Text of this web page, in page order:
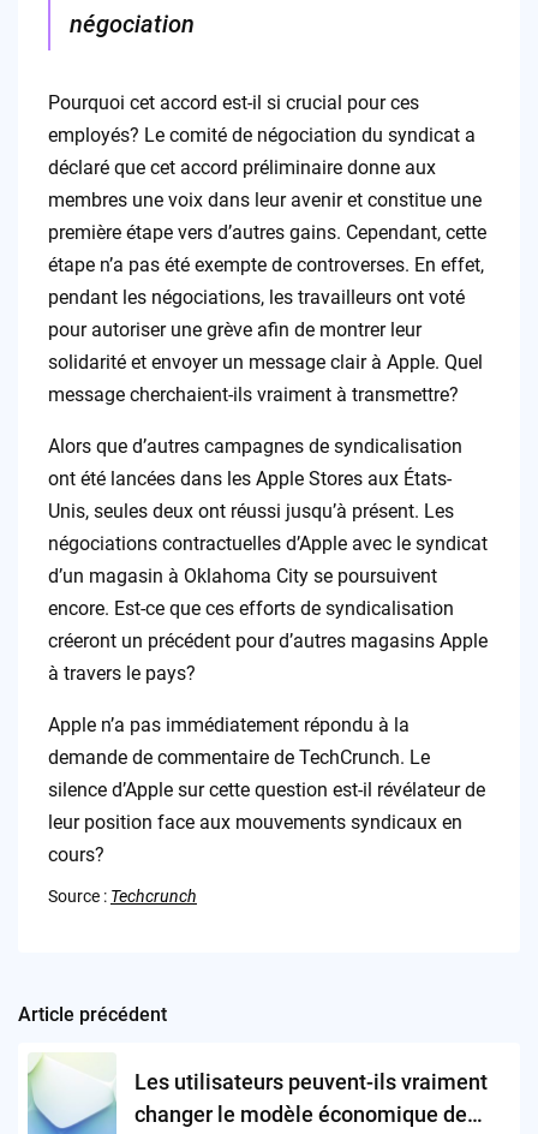
négociation
Pourquoi cet accord est-il si crucial pour ces
employés? Le comité de négociation du syndicat a
déclaré que cet accord préliminaire donne aux
membres une voix dans leur avenir et constitue une
première étape vers d’autres gains. Cependant, cette
étape n’a pas été exempte de controverses. En effet,
pendant les négociations, les travailleurs ont voté
pour autoriser une grève afin de montrer leur
solidarité et envoyer un message clair à Apple. Quel
message cherchaient-ils vraiment à transmettre?
Alors que d’autres campagnes de syndicalisation
ont été lancées dans les Apple Stores aux États-
Unis, seules deux ont réussi jusqu’à présent. Les
négociations contractuelles d’Apple avec le syndicat
d’un magasin à Oklahoma City se poursuivent
encore. Est-ce que ces efforts de syndicalisation
créeront un précédent pour d’autres magasins Apple
à travers le pays?
Apple n’a pas immédiatement répondu à la
demande de commentaire de TechCrunch. Le
silence d’Apple sur cette question est-il révélateur de
leur position face aux mouvements syndicaux en
cours?
Source : Techcrunch
Post
navigation
Article précédent
Les utilisateurs peuvent-ils vraiment
changer le modèle économique de